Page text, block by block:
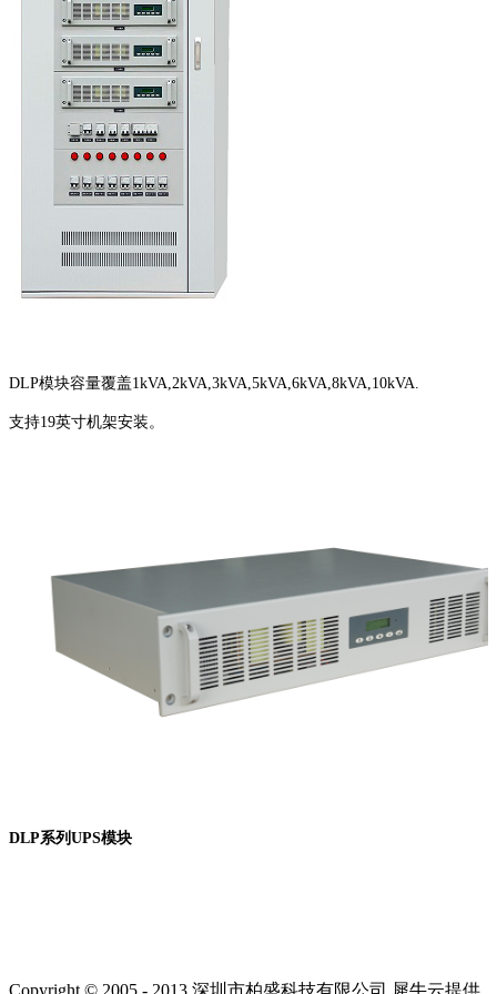
DLP模块容量覆盖1kVA,2kVA,3kVA,5kVA,6kVA,8kVA,10kVA.
支持19英寸机架安装。
DLP系列UPS模块
Copyright © 2005 - 2013 深圳市柏盛科技有限公司 犀牛云提供